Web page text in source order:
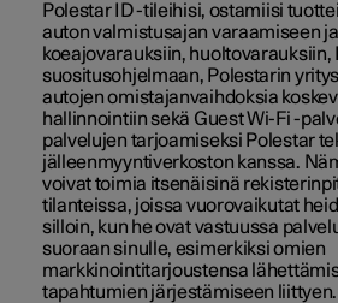
Polestar ID -tileihisi, ostamiisi
auton valmistusajan varaamiseen
koeajovarauksiin, huoltovarauksiin,
suositusohjelmaan, Polestarin
autojen omistajanvaihdoksia
hallinnointiin sekä Guest Wi-Fi -
palvelujen tarjoamiseksi Polestar
jälleenmyyntiverkoston kanssa.
voivat toimia itsenäisinä
tilanteissa, joissa vuorovaikutat
silloin, kun he ovat vastuussa
suoraan sinulle, esimerkiksi omien
markkinointitarjoustensa
tapahtumien järjestämiseen liittyen.